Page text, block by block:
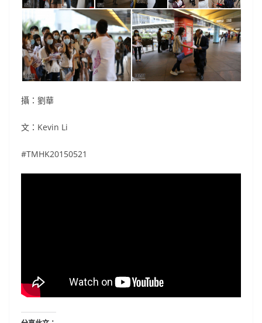
攝：劉華
文：Kevin Li
#TMHK20150521